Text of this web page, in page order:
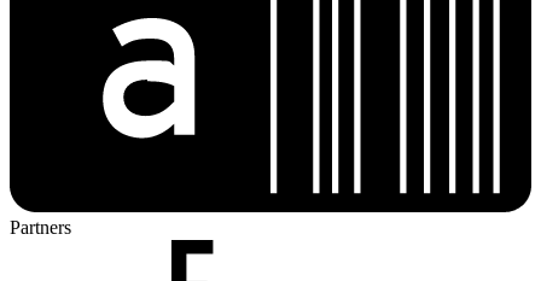
Partners